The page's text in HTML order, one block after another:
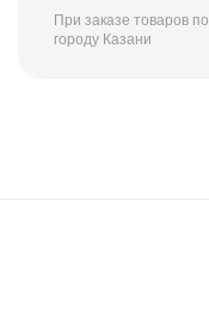
При заказе товаров по
городу Казани